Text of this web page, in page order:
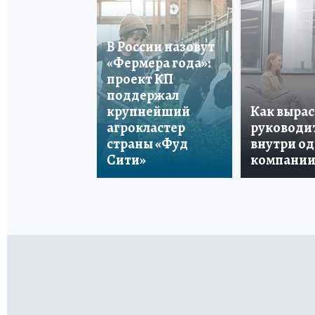
В России назовут
«Фермера года»:
проект КП
поддержал
крупнейший
агрокластер
страны «Фуд
Сити»
Как
внутри
компании